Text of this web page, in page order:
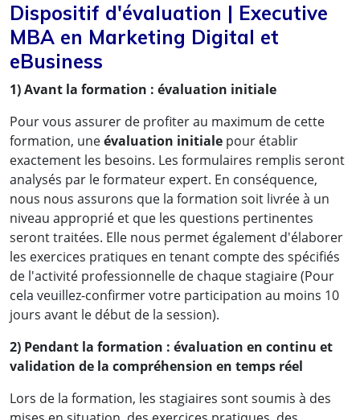
Dispositif d'évaluation | Executive
MBA en Marketing Digital et
eBusiness
1) Avant la formation : évaluation initiale
Pour vous assurer de profiter au maximum de cette
formation, uneévaluation initiale pour établir
exactement les besoins. Les formulaires remplis seront
analysés par le formateur expert. En conséquence,
nous nous assurons que la formation soit livrée à un
niveau approprié et que les questions pertinentes
seront traitées. Elle nous permet également d'élaborer
les exercices pratiques en tenant compte des spécifiés
de l'activité professionnelle de chaque stagiaire (Pour
cela veuillez-confirmer votre participation au moins 10
jours avant le début de la session).
2) Pendant la formation : évaluation en continu et
validation de la compréhension en temps réel
Lors de la formation, les stagiaires sont soumis à des